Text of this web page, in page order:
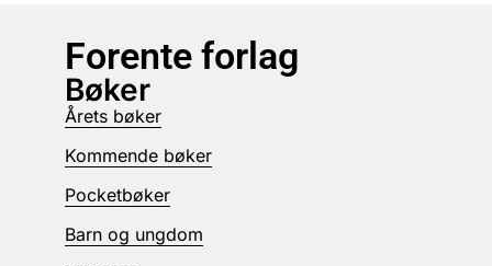
Forente forlag
Bøker
Årets bøker
Kommende bøker
Pocketbøker
Barn og ungdom